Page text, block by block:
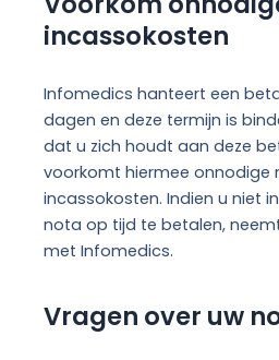
incassokosten
Infomedics hanteert een
dagen en deze termijn is
dat u zich houdt aan deze
voorkomt hiermee onnodige
incassokosten. Indien u niet
nota op tijd te betalen,
met Infomedics.
Vragen over uw